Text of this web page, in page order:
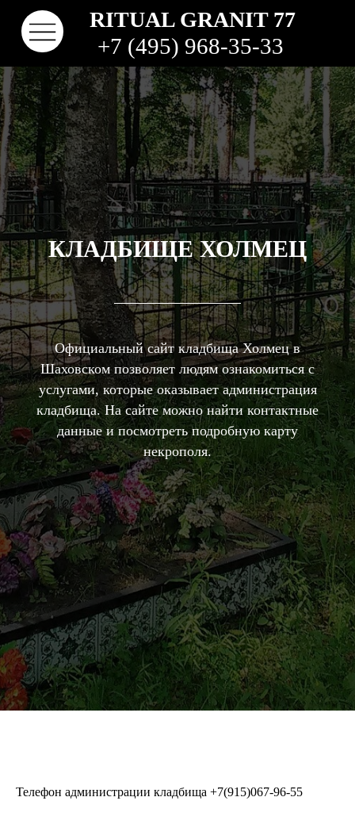
RITUAL GRANIT 77
РАБОТЫ
КЛАДБИЩА
КОНТАКТЫ
ВИДЫ ГРАНИТА
+7 (495) 968-35-33
КЛАДБИЩЕ ХОЛМЕЦ
Официальный сайт кладбища Холмец в
Шаховском позволяет людям ознакомиться с
услугами, которые оказывает администрация
кладбища. На сайте можно найти контактные
данные и посмотреть подробную карту
некрополя.
Телефон администрации кладбища +7(915)067-96-55